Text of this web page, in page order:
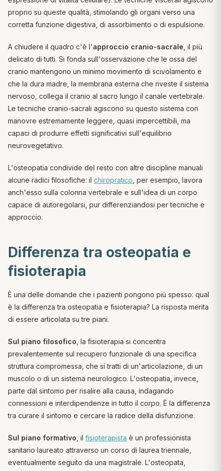
proprio su queste qualità, stimolando gli organi verso una
corretta funzione digestiva, di assorbimento o di espulsione.
A chiudere il quadro c'è l'approccio cranio-sacrale , il più
delicato di tutti. Si fonda sull'osservazione che le ossa del
cranio mantengono un minimo movimento di scivolamento e
che la dura madre, la membrana esterna che riveste il sistema
nervoso, collega il cranio al sacro lungo il canale vertebrale.
Le tecniche cranio-sacrali agiscono su questo sistema con
manovre estremamente leggere, quasi impercettibili, ma
capaci di produrre effetti significativi sull'equilibrio
neurovegetativo.
L'osteopatia condivide del resto con altre discipline manuali
alcune radici filosofiche: il chiropratico , per esempio, lavora
anch'esso sulla colonna vertebrale e sull'idea di un corpo
capace di autoregolarsi, pur differenziandosi per tecniche e
approccio.
Differenza tra osteopatia e
fisioterapia
È una delle domande che i pazienti pongono più spesso: qual
è la differenza tra osteopatia e fisioterapia? La risposta merita
di essere articolata su tre piani.
Sul piano filosofico , la fisioterapia si concentra
prevalentemente sul recupero funzionale di una specifica
struttura compromessa, che si tratti di un'articolazione, di un
muscolo o di un sistema neurologico. L'osteopatia, invece,
parte dal sintomo per risalire alla causa, indagando
connessioni e interdipendenze in tutto il corpo. È la differenza
tra curare il sintomo e cercare la radice della disfunzione.
Sul piano formativo , il fisioterapista è un professionista
sanitario laureato attraverso un corso di laurea triennale,
eventualmente seguito da una magistrale. L'osteopata,